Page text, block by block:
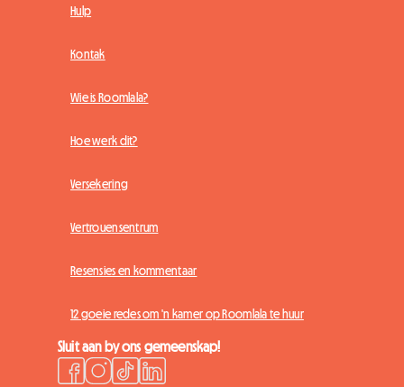
Hulp
Kontak
Wie is Roomlala?
Hoe werk dit?
Versekering
Vertrouensentrum
Resensies en kommentaar
12 goeie redes om 'n kamer op Roomlala te huur
Sluit aan by ons gemeenskap!